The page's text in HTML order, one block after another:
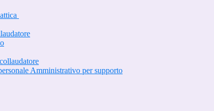
Amministrativo per supporto